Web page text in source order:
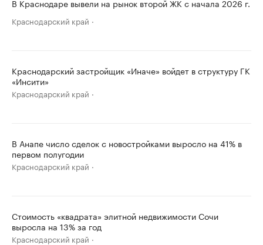
В Краснодаре вывели на рынок второй ЖК с начала 2026 г.
Краснодарский край
Краснодарский застройщик «Иначе» войдет в структуру ГК
«Инсити»
Краснодарский край
В Анапе число сделок с новостройками выросло на 41% в
первом полугодии
Краснодарский край
Стоимость «квадрата» элитной недвижимости Сочи
выросла на 13% за год
Краснодарский край